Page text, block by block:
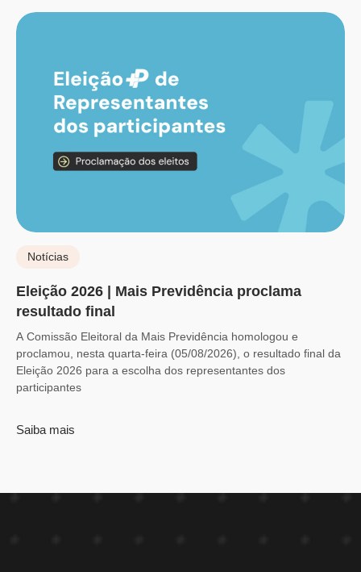
Notícias
Eleição 2026 | Mais Previdência proclama
resultado final
A Comissão Eleitoral da Mais Previdência homologou e
proclamou, nesta quarta-feira (05/08/2026), o resultado final da
Eleição 2026 para a escolha dos representantes dos
participantes
Saiba mais